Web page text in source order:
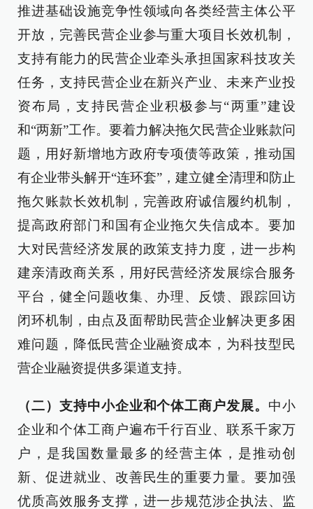
推进基础设施竞争性领域向各类经营主体公平
开放，完善民营企业参与重大项目长效机制，
支持有能力的民营企业牵头承担国家科技攻关
任务，支持民营企业在新兴产业、未来产业投
资布局，支持民营企业积极参与“两重”建设
和“两新”工作。要着力解决拖欠民营企业账款问
题，用好新增地方政府专项债等政策，推动国
有企业带头解开“连环套”，建立健全清理和防止
拖欠账款长效机制，完善政府诚信履约机制，
提高政府部门和国有企业拖欠失信成本。要加
大对民营经济发展的政策支持力度，进一步构
建亲清政商关系，用好民营经济发展综合服务
平台，健全问题收集、办理、反馈、跟踪回访
闭环机制，由点及面帮助民营企业解决更多困
难问题，降低民营企业融资成本，为科技型民
营企业融资提供多渠道支持。
（二）支持中小企业和个体工商户发展。 中小
企业和个体工商户遍布千行百业、联系千家万
户，是我国数量最多的经营主体，是推动创
新、促进就业、改善民生的重要力量。要加强
优质高效服务支撑，进一步规范涉企执法、监